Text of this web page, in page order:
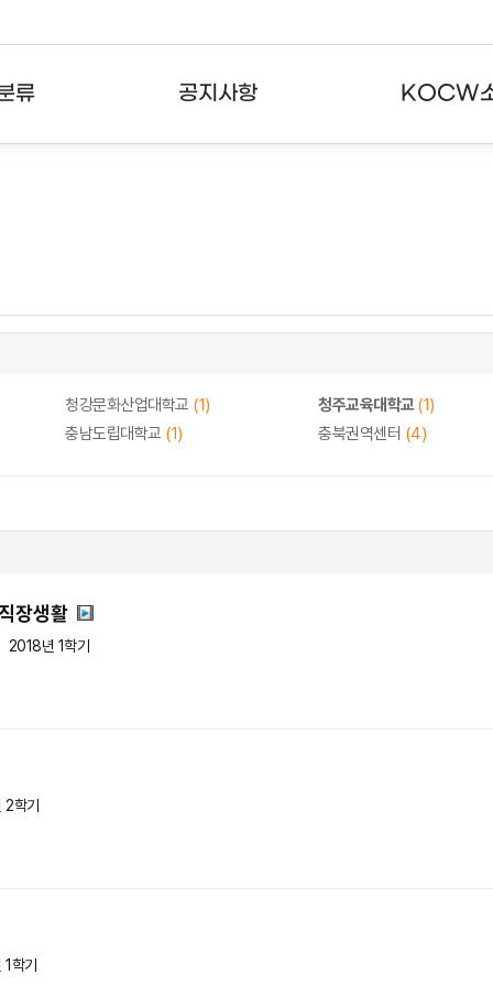
류 공지사항 KOCW
청강문화산업대학교 (1) 청주교육대학교(1)
충남도립대학교 (1) 충북권역센터 (4)
장생활
2018년 1학기
학기
학기